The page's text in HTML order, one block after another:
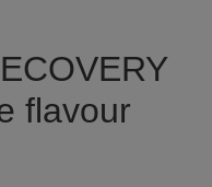
flavour